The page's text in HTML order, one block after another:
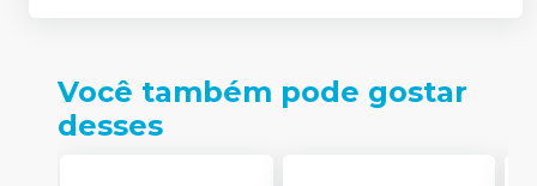
Você também pode gostar
desses